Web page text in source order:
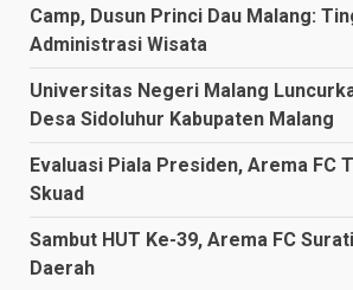
Camp, Dusun Princi Dau Malang:
Administrasi Wisata
Universitas Negeri Malang
Desa Sidoluhur Kabupaten Malang
Evaluasi Piala Presiden, Arema FC
Skuad
Sambut HUT Ke-39, Arema FC
Daerah